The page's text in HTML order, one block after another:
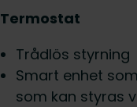
Termostat
Trådlös styrning
Smart enhet
som kan styras